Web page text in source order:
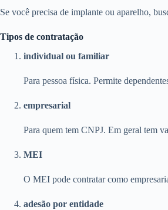
Se você precisa de implante ou aparelho,
Tipos de contratação
individual ou familiar
Para pessoa física. Permite
empresarial
Para quem tem CNPJ. Em geral tem
MEI
O MEI pode contratar como
adesão por entidade